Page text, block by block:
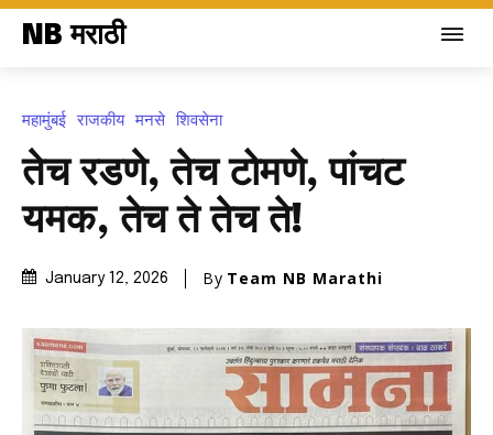
NB मराठी
महामुंबई राजकीय मनसे शिवसेना
तेच रडणे, तेच टोमणे, पांचट
यमक, तेच ते तेच ते!
January 12, 2026 By Team NB Marathi